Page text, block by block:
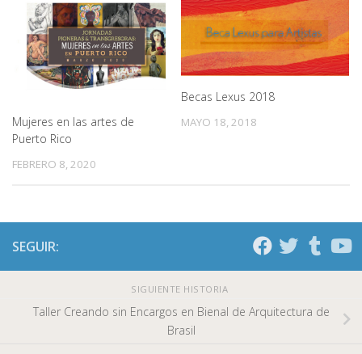
Mujeres en las artes de
Puerto Rico
FEBRERO 8, 2020
Becas Lexus 2018
MAYO 18, 2018
SEGUIR:
SIGUIENTE HISTORIA
Taller Creando sin Encargos en Bienal de Arquitectura de
Brasil